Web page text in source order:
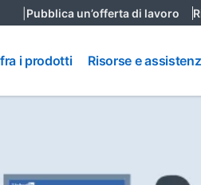
Pubblica un’offerta di lavoro
i prodotti
Risorse e
assistenza
Risorse e